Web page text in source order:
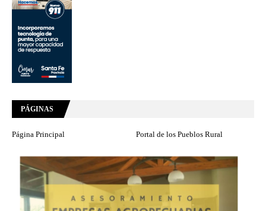
PÁGINAS
Página Principal Portal de los Pueblos Rural